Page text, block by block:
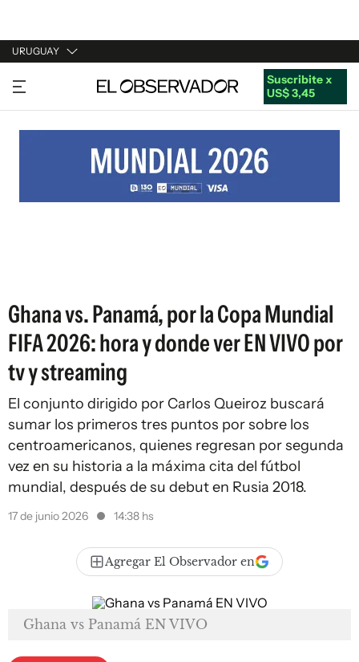
URUGUAY
URUGUAY
ARGENTINA
ESTADOS UNIDOS
Suscribite x
US$ 3,45
Ghana vs. Panamá, por la Copa Mundial
FIFA 2026: hora y donde ver EN VIVO por
tv y streaming
El conjunto dirigido por Carlos Queiroz buscará
sumar los primeros tres puntos por sobre los
centroamericanos, quienes regresan por segunda
vez en su historia a la máxima cita del fútbol
mundial, después de su debut en Rusia 2018.
17 de junio 2026 14:38 hs
Agregar El Observador en
Ghana vs Panamá EN VIVO